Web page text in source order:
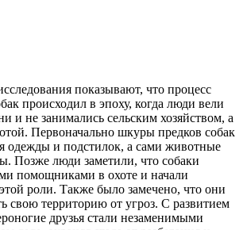
показывают, что процесс
происходил в эпоху, когда люди вели
и не занимались сельским хозяйством, а
Первоначально шкуры предков собак
одежды и подстилок, а сами животные
Позже люди заметили, что собаки
помощниками в охоте и начали
роли. Также было замечено, что они
свою территорию от угроз. С развитием
друзья стали незаменимыми